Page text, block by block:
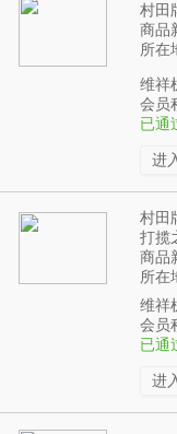
村田
商品
所在
维祥
会员
已通
进
村田
打揽
商品
所在
维祥
会员
已通
进